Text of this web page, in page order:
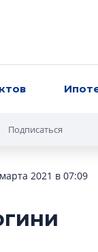
Подписаться
2021 в 07:09